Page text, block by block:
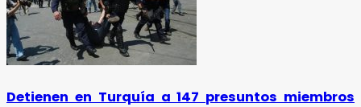
Detienen en Turquía a 147 presuntos miembros